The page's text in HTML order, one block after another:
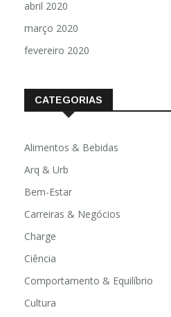
abril 2020
março 2020
fevereiro 2020
CATEGORIAS
Alimentos & Bebidas
Arq & Urb
Bem-Estar
Carreiras & Negócios
Charge
Ciência
Comportamento & Equilíbrio
Cultura